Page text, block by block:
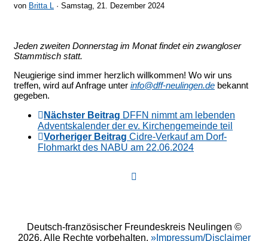
von Britta L · Samstag, 21. Dezember 2024
Jeden zweiten Donnerstag im Monat findet ein zwangloser
Stammtisch statt.
Neugierige sind immer herzlich willkommen! Wo wir uns
treffen, wird auf Anfrage unter info@dff-neulingen.de bekannt
gegeben.
Nächster Beitrag DFFN nimmt am lebenden
Adventskalender der ev. Kirchengemeinde teil
Vorheriger Beitrag Cidre-Verkauf am Dorf-
Flohmarkt des NABU am 22.06.2024
Deutsch-französischer Freundeskreis Neulingen ©
2026. Alle Rechte vorbehalten. »Impressum/Disclaimer